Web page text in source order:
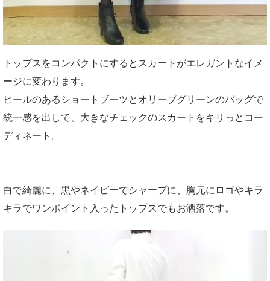
トップスをコンパクトにするとスカートがエレガントなイメ
ージに変わります。
ヒールのあるショートブーツとオリーブグリーンのバッグで
統一感を出して、大きなチェックのスカートをキリっとコー
ディネート。
白で綺麗に、黒やネイビーでシャープに、胸元にロゴやキラ
キラでワンポイント入ったトップスでもお洒落です。